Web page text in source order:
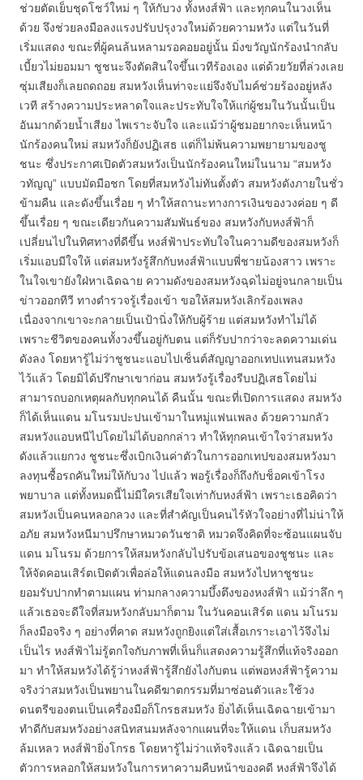
ช่วยตัดเย็บชุดโชว์ใหม่ ๆ ให้กับวง ทั้งหงส์ฟ้า และทุกคนในวงเห็น
ด้วย จึงช่วยลงมือลงแรงปรับปรุงวงใหม่ด้วยความหวัง แต่ในวันที่
เริ่มแสดง ขณะที่ผู้คนล้นหลามรอคอยอยู่นั้น มิ่งขวัญนักร้องนำกลับ
เบี้ยวไม่ยอมมา ชูชนะจึงตัดสินใจขึ้นเวทีร้องเอง แต่ด้วยวัยที่ล่วงเลย
ซุ่มเสียงก็เลยถดถอย สมหวังเห็นท่าจะแย่จึงจับไมค์ช่วยร้องอยู่หลัง
เวที สร้างความประหลาดใจและประทับใจให้แก่ผู้ชมในวันนั้นเป็น
อันมากด้วยน้ำเสียง ไพเราะจับใจ และแม้ว่าผู้ชมอยากจะเห็นหน้า
นักร้องคนใหม่ สมหวังก็ยังปฏิเสธ แต่ก็ไม่พ้นความพยายามของชู
ชนะ ซึ่งประกาศเปิดตัวสมหวังเป็นนักร้องคนใหม่ในนาม “สมหวัง
วทัญญู” แบบมัดมือชก โดยที่สมหวังไม่ทันตั้งตัว สมหวังดังภายในชั่ว
ข้ามคืน และดังขึ้นเรื่อย ๆ ทำให้สถานะทางการเงินของวงค่อย ๆ ดี
ขึ้นเรื่อย ๆ ขณะเดียวกันความสัมพันธ์ของ สมหวังกับหงส์ฟ้าก็
เปลี่ยนไปในทิศทางที่ดีขึ้น หงส์ฟ้าประทับใจในความดีของสมหวังก็
เริ่มแอบมีใจให้ แต่สมหวังรู้สึกกับหงส์ฟ้าแบบพี่ชายน้องสาว เพราะ
ในใจเขายังใฝ่หาเฉิดฉาย ความดังของสมหวังฉุดไม่อยู่จนกลายเป็น
ข่าวออกทีวี ทางตำรวจรู้เรื่องเข้า ขอให้สมหวังเลิกร้องเพลง
เนื่องจากเขาจะกลายเป็นเป้านิ่งให้กับผู้ร้าย แต่สมหวังทำไม่ได้
เพราะชีวิตของคนทั้งวงขึ้นอยู่กับตน แต่ก็รับปากว่าจะลดความเด่น
ดังลง โดยหารู้ไม่ว่าชูชนะแอบไปเซ็นต์สัญญาออกเทปแทนสมหวัง
ไว้แล้ว โดยมิได้ปรึกษาเขาก่อน สมหวังรู้เรื่องรีบปฏิเสธโดยไม่
สามารถบอกเหตุผลกับทุกคนได้ คืนนั้น ขณะที่เปิดการแสดง สมหวัง
ก็ได้เห็นแดน มโนรมปะปนเข้ามาในหมู่แฟนเพลง ด้วยความกลัว
สมหวังแอบหนีไปโดยไม่ได้บอกกล่าว ทำให้ทุกคนเข้าใจว่าสมหวัง
ดังแล้วแยกวง ชูชนะซึ่งเบิกเงินค่าตัวในการออกเทปของสมหวังมา
ลงทุนซื้อรถคันใหม่ให้กับวง ไปแล้ว พอรู้เรื่องก็ถึงกับช็อคเข้าโรง
พยาบาล แต่ทั้งหมดนี้ไม่มีใครเสียใจเท่ากับหงส์ฟ้า เพราะเธอคิดว่า
สมหวังเป็นคนหลอกลวง และที่สำคัญเป็นคนไร้หัวใจอย่างที่ไม่น่าให้
อภัย สมหวังหนีมาปรึกษาหมวดวันชาติ หมวดจึงคิดที่จะซ้อนแผนจับ
แดน มโนรม ด้วยการให้สมหวังกลับไปรับข้อเสนอของชูชนะ และ
ให้จัดคอนเสิร์ตเปิดตัวเพื่อล่อให้แดนลงมือ สมหวังไปหาชูชนะ
ยอมรับปากทำตามแผน ท่ามกลางความบึ้งตึงของหงส์ฟ้า แม้ว่าลึก ๆ
แล้วเธอจะดีใจที่สมหวังกลับมาก็ตาม ในวันคอนเสิร์ต แดน มโนรม
ก็ลงมือจริง ๆ อย่างที่คาด สมหวังถูกยิงแต่ใส่เสื้อเกราะเอาไว้จึงไม่
เป็นไร หงส์ฟ้าไม่รู้ตกใจกับภาพที่เห็นก็แสดงความรู้สึกที่แท้จริงออก
มา ทำให้สมหวังได้รู้ว่าหงส์ฟ้ารู้สึกยังไงกับตน แต่พอหงส์ฟ้ารู้ความ
จริงว่าสมหวังเป็นพยานในคดีฆาตกรรมที่มาซ่อนตัวและใช้วง
ดนตรีของตนเป็นเครื่องมือก็โกรธสมหวัง ยิ่งได้เห็นเฉิดฉายเข้ามา
ทำดีกับสมหวังอย่างสนิทสนมหลังจากแผนที่จะให้แดน เก็บสมหวัง
ล้มเหลว หงส์ฟ้ายิ่งโกรธ โดยหารู้ไม่ว่าแท้จริงแล้ว เฉิดฉายเป็น
ตัวการหลอกให้สมหวังในการหาความคืบหน้าของคดี หงส์ฟ้าจึงได้